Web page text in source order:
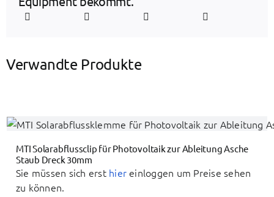
Verwandte Produkte
MTI Solarabflussclip für Photovoltaik zur Ableitung Asche
Staub Dreck 30mm
Sie müssen sich erst hier einloggen um Preise sehen
zu können.